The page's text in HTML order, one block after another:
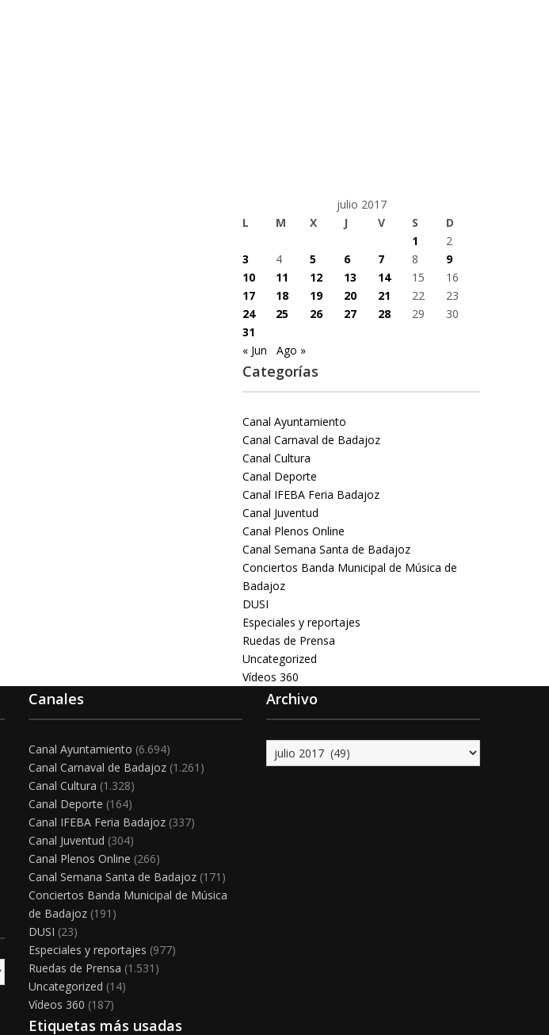
julio 2017
L
M X J V S
D
1
2
3
4 5 6 7 8
9
10
11 12 13 14 15
16
17
18 19 20 21 22
23
24
25 26 27 28 29
30
31
« Jun
Ago »
Categorías
Canal Ayuntamiento
Canal Carnaval de Badajoz
Canal Cultura
Canal Deporte
Canal IFEBA Feria Badajoz
Canal Juventud
Canal Plenos Online
Canal Semana Santa de Badajoz
Conciertos Banda Municipal de Música de
Badajoz
DUSI
Especiales y reportajes
Ruedas de Prensa
Uncategorized
Vídeos 360
Canales
Canal Ayuntamiento (6.694)
Canal Carnaval de Badajoz (1.261)
Canal Cultura (1.328)
Canal Deporte (164)
Canal IFEBA Feria Badajoz (337)
Canal Juventud (304)
Canal Plenos Online (266)
Canal Semana Santa de Badajoz (171)
Conciertos Banda Municipal de Música
de Badajoz (191)
DUSI (23)
Especiales y reportajes (977)
Ruedas de Prensa (1.531)
Uncategorized (14)
Vídeos 360 (187)
Etiquetas más usadas
Archivo
Archivo